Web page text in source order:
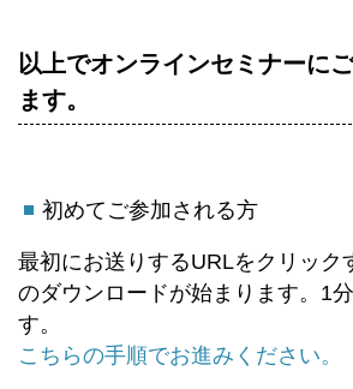
以上でオンラインセミナーに
ます。
初めてご参加される方
最初にお送りするURLをクリック
のダウンロードが始まります。1
す。
こちらの手順でお進みください。